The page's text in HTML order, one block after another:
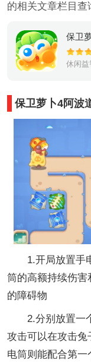
的相关文章栏目查
保卫
休闲益
保卫萝卜4阿波
1.开局放置手电
筒的高额持续伤害
的障碍物
2.分别放置一个
攻击可以在攻击
电筒则能配合第